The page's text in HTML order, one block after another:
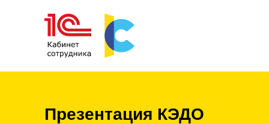
Презентация КЭДО